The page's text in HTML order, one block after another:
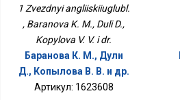
1 Zvezdnyi angliiskiiuglubl.
, Baranova K. M., Duli D.,
Kopylova V. V. i dr.
Баранова К. М., Дули
Д., Копылова В. В. и др.
Артикул: 1623608